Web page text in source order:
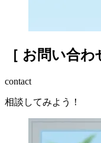
［ お問い合わ
contact
相談してみよう！